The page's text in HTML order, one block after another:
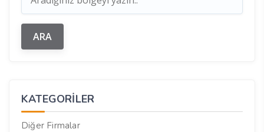
KATEGORILER
Diğer Firmalar